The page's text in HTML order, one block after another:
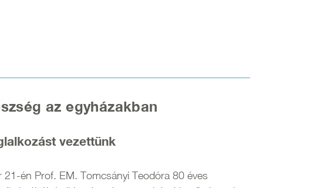
az egyházakban
vezettünk
21-én Prof. EM. Tomcsányi Teodóra 80 éves